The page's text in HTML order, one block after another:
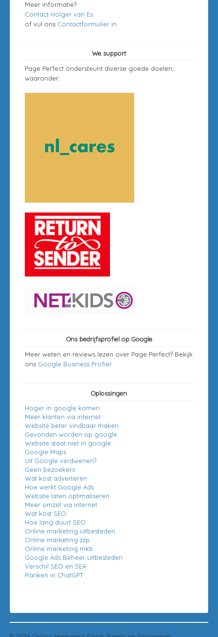
Meer informatie?
Contact Holger van Es
of vul ons Contactformulier in
We support
Page Perfect ondersteunt diverse goede doelen,
waaronder:
Ons bedrijfsprofiel op Google
Meer weten en reviews lezen over Page Perfect? Bekijk
ons Google Business Profiel
Oplossingen
Hoger in google komen
Meer klanten via internet
Website beter vindbaar maken
Gevonden worden op google
Website staat niet in google
Google Maps
Uit Google verdwenen?
Geen bezoekers
Wat kost adverteren
Hoe werkt Google Ads
Website laten optimaliseren
Meer omzet via internet
Wat kost SEO
Hoe lang duurt SEO
Online marketing uitbesteden
Online marketing zzp
Online marketing mkb
Google Ads Beheer uitbesteden
Verschil SEO en SEA
Ranken in ChatGPT